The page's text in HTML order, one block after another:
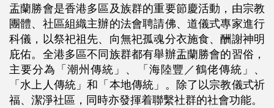
盂蘭勝會是香港多區及族群的重要節慶活動，由宗教
團體、社區組織主辦的法會聘請佛、道儀式專家進行
科儀，以祭祀祖先、向無祀孤魂分衣施食、酬謝神明
庇佑。全港多區不同族群都有舉辦盂蘭勝會的習俗，
主要分為「潮州傳統」、「海陸豐／鶴佬傳統」、
「水上人傳統」和「本地傳統」。除了以宗教儀式祈
福、潔淨社區，同時亦發揮着聯繫社群的社會功能。